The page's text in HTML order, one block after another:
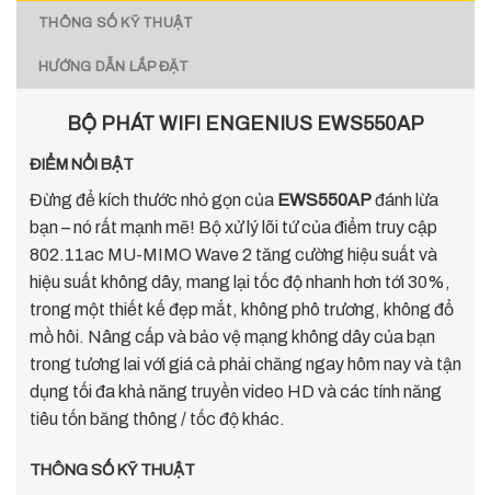
THÔNG SỐ KỸ THUẬT
HƯỚNG DẪN LẮP ĐẶT
BỘ PHÁT WIFI ENGENIUS EWS550AP
ĐIỂM NỔI BẬT
Đừng để kích thước nhỏ gọn của EWS550APđánh lừa
bạn – nó rất mạnh mẽ! Bộ xử lý lõi tứ của điểm truy cập
802.11ac MU-MIMO Wave 2 tăng cường hiệu suất và
hiệu suất không dây, mang lại tốc độ nhanh hơn tới 30%,
trong một thiết kế đẹp mắt, không phô trương, không đổ
mồ hôi. Nâng cấp và bảo vệ mạng không dây của bạn
trong tương lai với giá cả phải chăng ngay hôm nay và tận
dụng tối đa khả năng truyền video HD và các tính năng
tiêu tốn băng thông / tốc độ khác.
THÔNG SỐ KỸ THUẬT